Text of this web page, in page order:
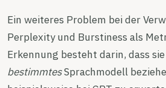
Ein weiteres Problem bei der
Perplexity und Burstiness als
Erkennung besteht darin, dass
bestimmtesSprachmodell